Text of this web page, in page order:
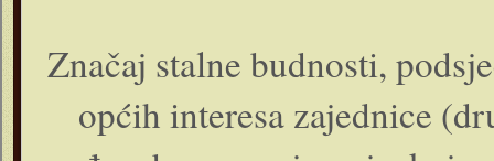
Značaj stalne budnosti,
općih interesa zajednice